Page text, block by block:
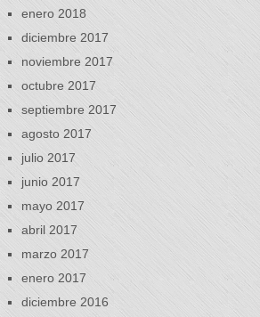
enero 2018
diciembre 2017
noviembre 2017
octubre 2017
septiembre 2017
agosto 2017
julio 2017
junio 2017
mayo 2017
abril 2017
marzo 2017
enero 2017
diciembre 2016